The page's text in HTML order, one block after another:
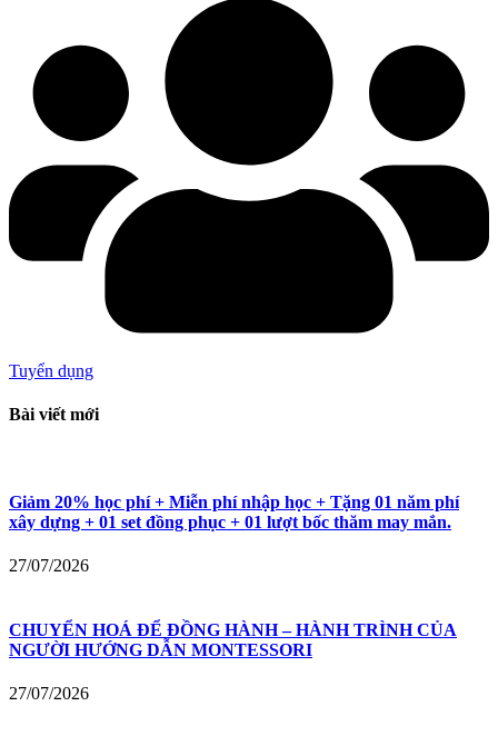
Tuyển dụng
Bài viết mới
Giảm 20% học phí + Miễn phí nhập học + Tặng 01 năm phí
xây dựng + 01 set đồng phục + 01 lượt bốc thăm may mắn.
27/07/2026
CHUYỂN HOÁ ĐỂ ĐỒNG HÀNH – HÀNH TRÌNH CỦA
NGƯỜI HƯỚNG DẪN MONTESSORI
27/07/2026